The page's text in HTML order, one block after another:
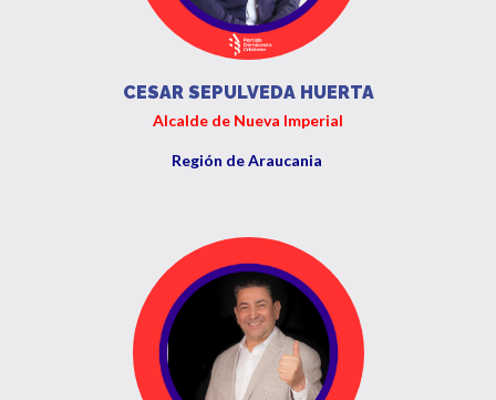
CESAR SEPULVEDA HUERTA
Alcalde de Nueva Imperial
Región de Araucania